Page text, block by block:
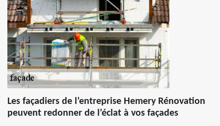
Les façadiers de l’entreprise Hemery Rénovation
peuvent redonner de l’éclat à vos façades